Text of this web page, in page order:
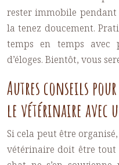
rester immobile
la tenez doucement.
temps en temps avec
d’éloges. Bientôt, vous
Autres conseils
le vétérinaire avec
Si cela peut être
vétérinaire doit être